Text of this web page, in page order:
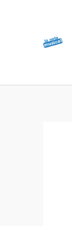
contenido